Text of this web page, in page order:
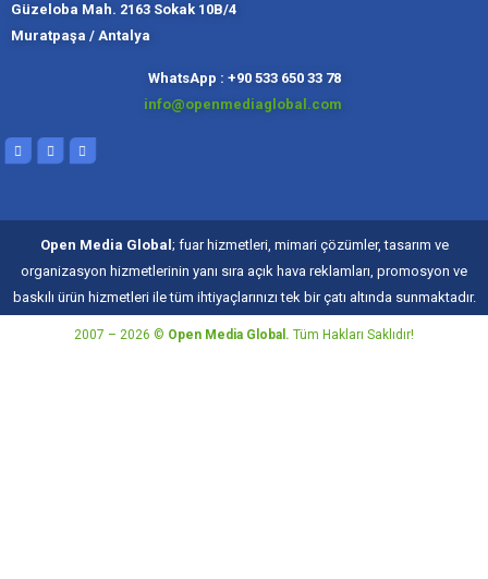
Güzeloba Mah. 2163 Sokak 10B/4
Muratpaşa / Antalya
WhatsApp : +90 533 650 33 78
info@openmediaglobal.com
Open Media Global ; fuar hizmetleri, mimari çözümler, tasarım ve
organizasyon hizmetlerinin yanı sıra açık hava reklamları, promosyon ve
baskılı ürün hizmetleri ile tüm ihtiyaçlarınızı tek bir çatı altında sunmaktadır.
2007 – 2026 © Open Media Global. Tüm Hakları Saklıdır!